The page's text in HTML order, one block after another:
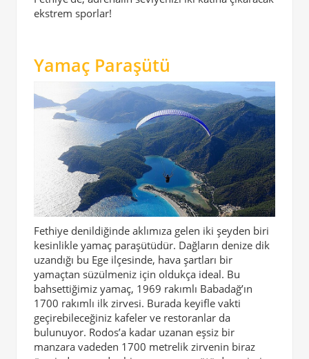
ekstrem sporlar!
Yamaç Paraşütü
Fethiye denildiğinde aklımıza gelen iki şeyden biri
kesinlikle yamaç paraşütüdür. Dağların denize dik
uzandığı bu Ege ilçesinde, hava şartları bir
yamaçtan süzülmeniz için oldukça ideal. Bu
bahsettiğimiz yamaç, 1969 rakımlı Babadağ’ın
1700 rakımlı ilk zirvesi. Burada keyifle vakti
geçirebileceğiniz kafeler ve restoranlar da
bulunuyor. Rodos’a kadar uzanan eşsiz bir
manzara vadeden 1700 metrelik zirvenin biraz